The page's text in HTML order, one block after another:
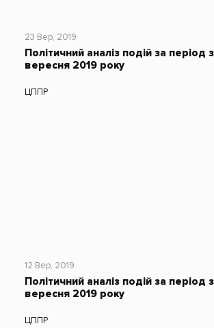
23 Вер, 2019
Політичний аналіз подій за період
вересня 2019 року
ЦППР
12 Вер, 2019
Політичний аналіз подій за період
вересня 2019 року
ЦППР